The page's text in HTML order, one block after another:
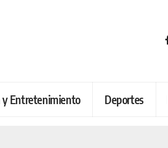
y Entretenimiento Deportes